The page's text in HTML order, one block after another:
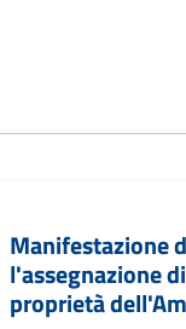
Manifestazione
l'assegnazione
proprietà